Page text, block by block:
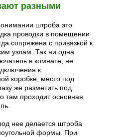
разными
штроба это
проводки в помещении
сопряжена с привязкой к
узлам. Так ни одна
в комнате, не
к
коробке, место под
же разметить под
там проходит основная
нее делается штроба
формы. При